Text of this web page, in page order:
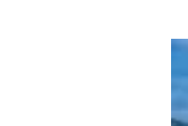
Придорожные кафе